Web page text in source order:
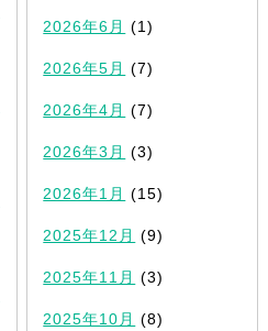
2026年6月 (1)
2026年5月 (7)
2026年4月 (7)
2026年3月 (3)
2026年1月 (15)
2025年12月 (9)
2025年11月 (3)
2025年10月 (8)